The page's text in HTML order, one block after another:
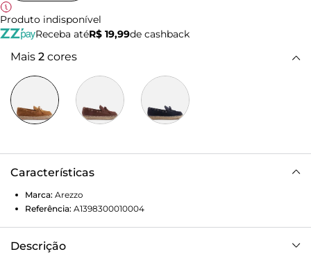
Produto indisponível
Receba atéR$ 19,99de cashback
Mais 2 cores
Características
Marca: Arezzo
Referência: A1398300010004
Descrição